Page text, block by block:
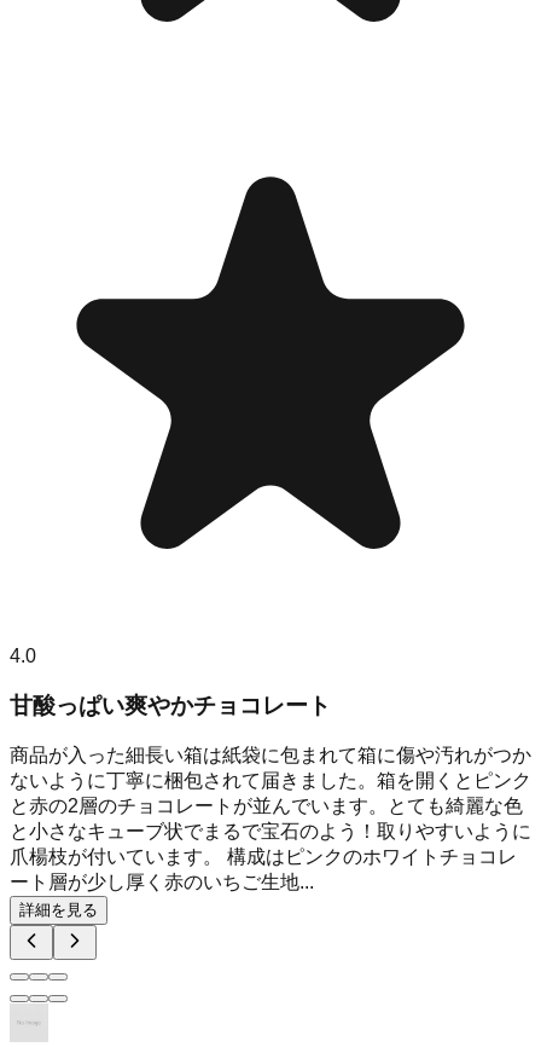
4.0
甘酸っぱい爽やかチョコレート
商品が入った細長い箱は紙袋に包まれて箱に傷や汚れがつか
ないように丁寧に梱包されて届きました。箱を開くとピンク
と赤の2層のチョコレートが並んでいます。とても綺麗な色
と小さなキューブ状でまるで宝石のよう！取りやすいように
爪楊枝が付いています。 構成はピンクのホワイトチョコレ
ート層が少し厚く赤のいちご生地...
詳細を見る